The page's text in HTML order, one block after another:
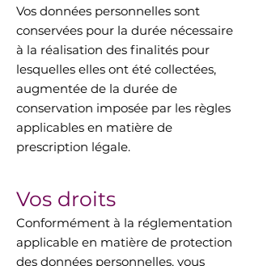
Vos données personnelles sont
conservées pour la durée nécessaire
à la réalisation des finalités pour
lesquelles elles ont été collectées,
augmentée de la durée de
conservation imposée par les règles
applicables en matière de
prescription légale.
Vos droits
Conformément à la réglementation
applicable en matière de protection
des données personnelles, vous